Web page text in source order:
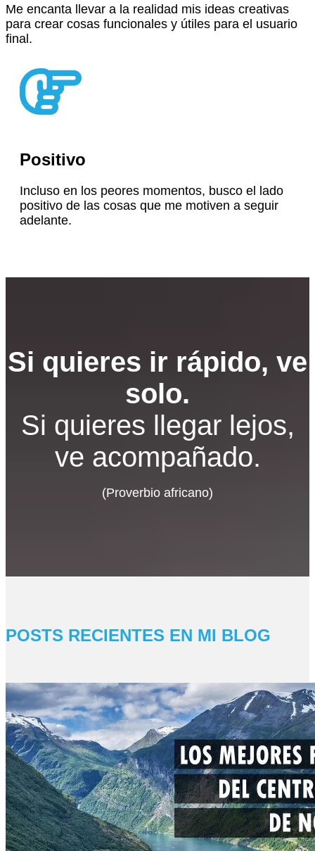
Me encanta llevar a la realidad mis ideas creativas
para crear cosas funcionales y útiles para el usuario
final.
Positivo
Incluso en los peores momentos, busco el lado
positivo de las cosas que me motiven a seguir
adelante.
Si quieres ir rápido, ve
solo.
Si quieres llegar lejos,
ve acompañado.
(Proverbio africano)
POSTS RECIENTES EN MI BLOG